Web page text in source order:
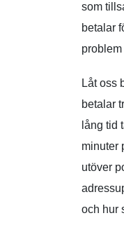
som
betalar
Låt oss
betalar
lång tid
minuter
utöver
och hur